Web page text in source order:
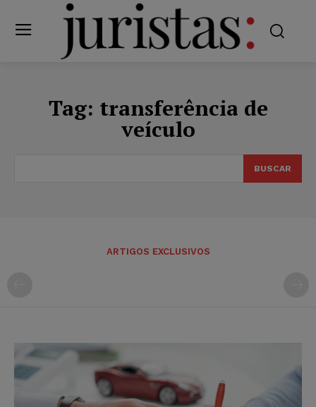
Tag: transferência de
veículo
BUSCAR
ARTIGOS EXCLUSIVOS